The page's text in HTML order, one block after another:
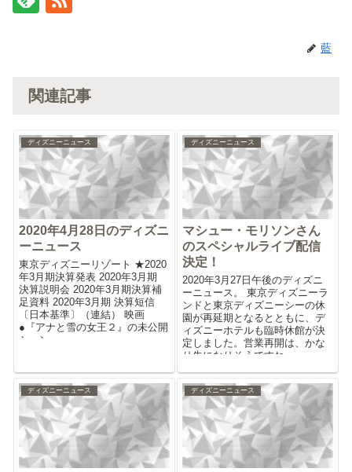
藍
関連記事
ディズニーニュース
2020年4月28日のディズニ
ーニュース
東京ディズニーリゾート ★2020
年3月期決算発表 2020年3月期
決算説明会 2020年3月期決算補
足資料 2020年3月期 決算短信
〔日本基準〕（連結） 映画
●『アナと雪の女王２』の未公開
シーン ...
ディズニーニュース
マシュー・モリソンさん
のスペシャルライブ配信
決定！
2020年3月27日午後のディズニ
ーニュース。 東京ディズニーラ
ンドと東京ディズニーシーの休
園が再延期となるとともに、デ
ィズニーホテルも臨時休館が決
定しました。営業再開は、かな
り先になりそうですね。。。
ディズニーニュース ディズニーニュース